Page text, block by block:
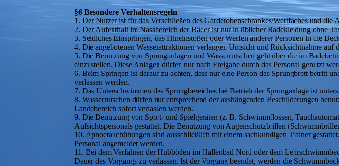
§6 Besondere Verhaltensregeln
1. Der Nutzer ist für das Verschließen des Garderobenschrankes/Wertfaches und die
2. Der Aufenthalt im Nassbereich der Bäder ist nur in üblicher Badekleidung ohne
3. Seitliches Einspringen, das Hineinstoßen oder Werfen anderer Personen in die
4. Die angebotenen Wasserattraktionen verlangen Umsicht und Rücksichtnahme auf
5. Die Benutzung von Sprunganlagen und Wasserrutschen geht über die im
einzustellen. Diese Anlagen dürfen nur nach Freigabe durch das Personal genutzt
6. Beim Springen ist darauf zu achten, dass nur eine Person das Sprungbrett betritt
verlassen werden.
7. Das Unterschwimmen des Sprungbereiches bei Betrieb der Sprunganlage ist
8. Wasserrutschen dürfen nur entsprechend der aushängenden Beschilderungen
Landebereich sofort verlassen werden.
9. Die Benutzung von Sport- und Spielgeräten (z. B. Schwimmflossen,
Aufsichtspersonals gestattet. Die Benutzung von Augenschutzbrillen
10. Apnoetauchübungen sind ausschließlich mit einem sachkundigen Trainer
Personal angemeldet werden.
11. Bei dem Verfahren der Hubböden im Hallenbad Nord oder dem
Dauer des Vorgangs zu verlassen. Ist der Vorgang beendet, werden die